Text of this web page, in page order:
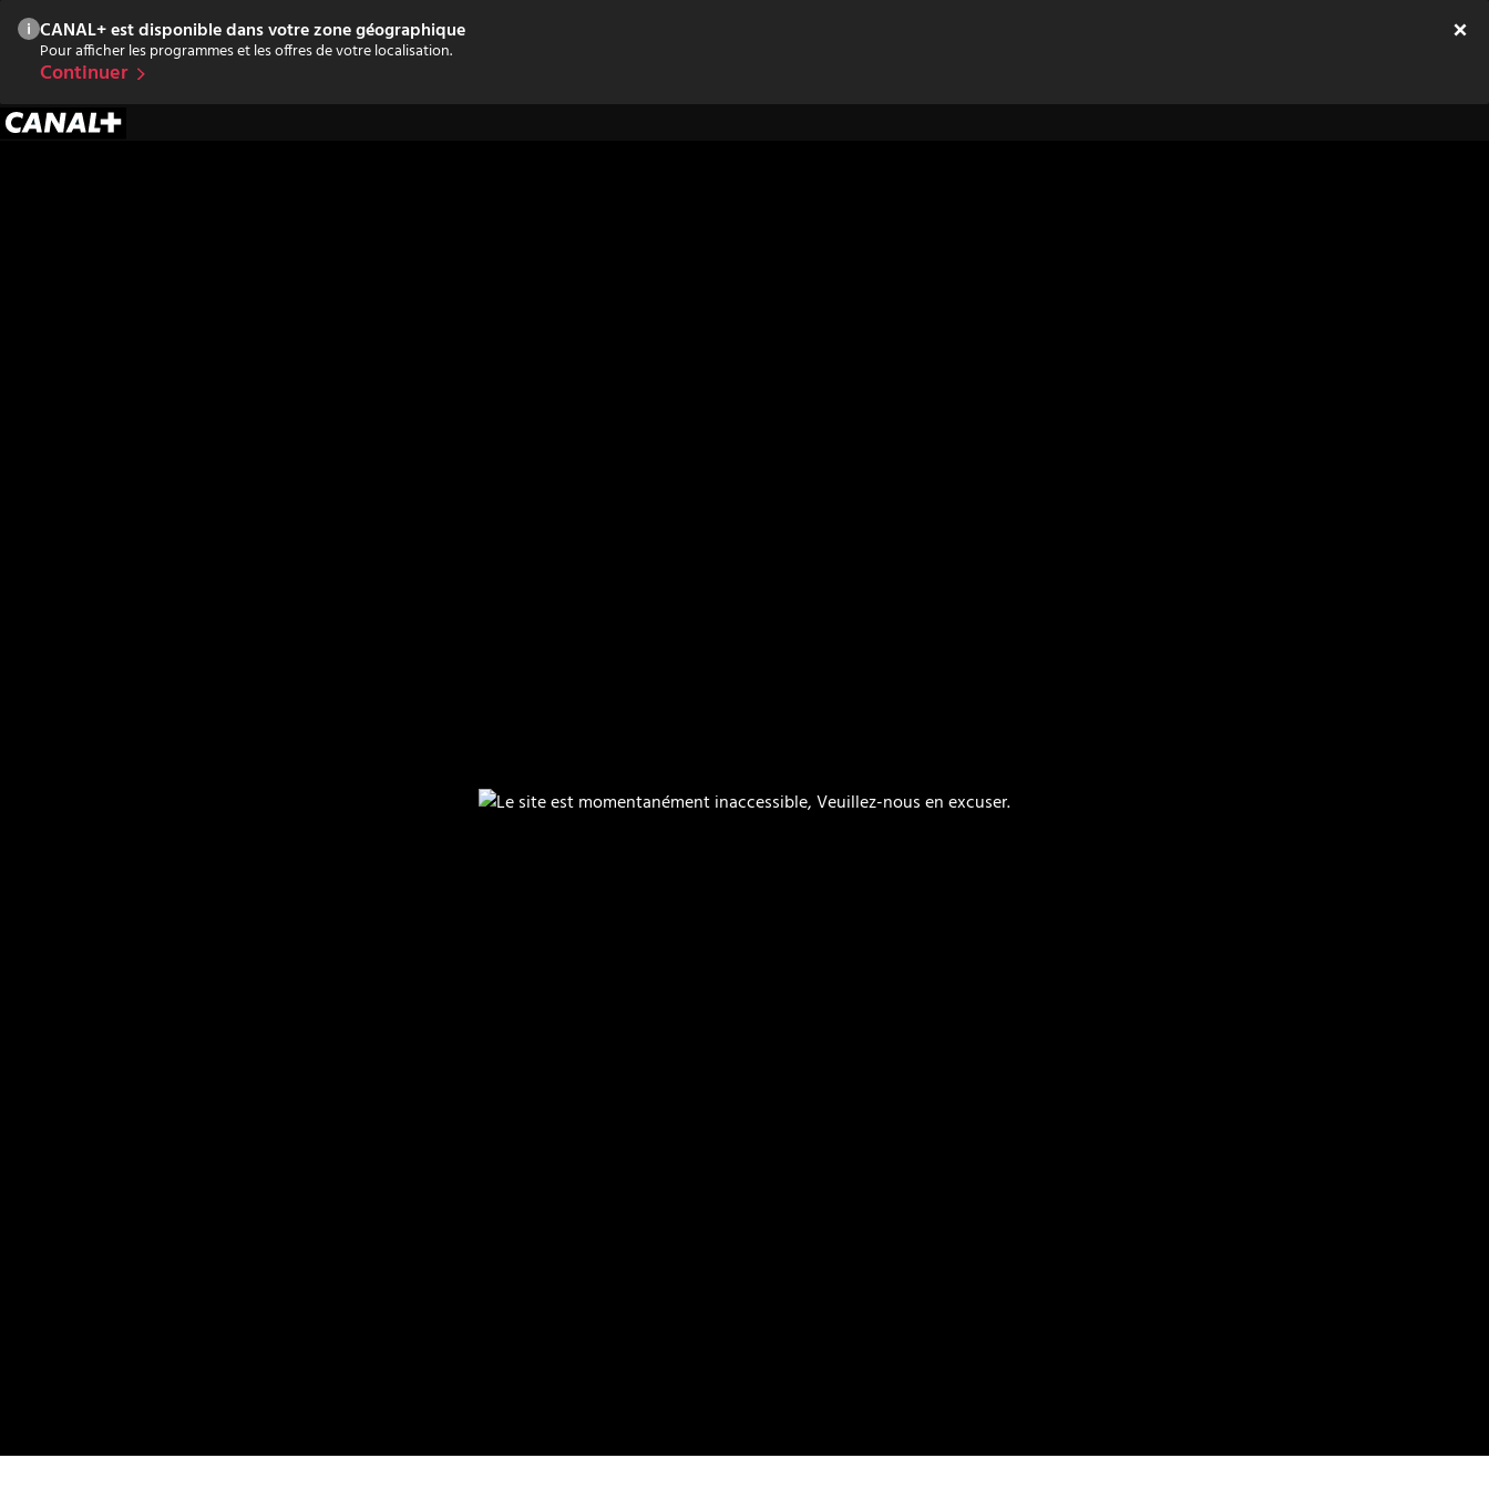
CANAL+ est disponible dans votre zone géographique
Pour afficher les programmes et les offres de votre localisation.
Continuer